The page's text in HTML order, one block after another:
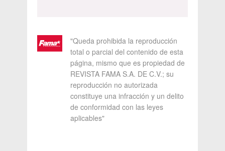
"Queda prohibida la reproducción
total o parcial del contenido de esta
página, mismo que es propiedad de
REVISTA FAMA S.A. DE C.V.; su
reproducción no autorizada
constituye una infracción y un delito
de conformidad con las leyes
aplicables"